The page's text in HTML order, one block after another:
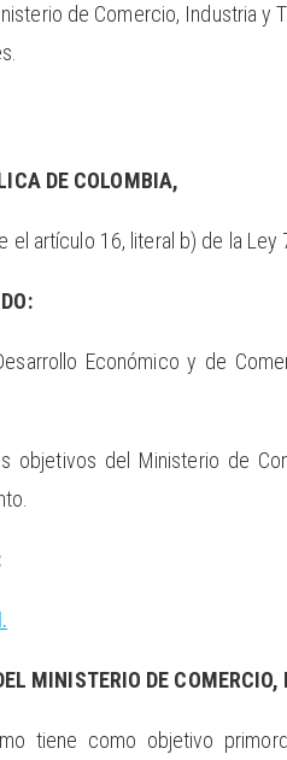
de Comercio, Industria y
DE COLOMBIA,
artículo 16, literal b) de la Ley
Económico y de
objetivos del Ministerio de
MINISTERIO DE
tiene como objetivo